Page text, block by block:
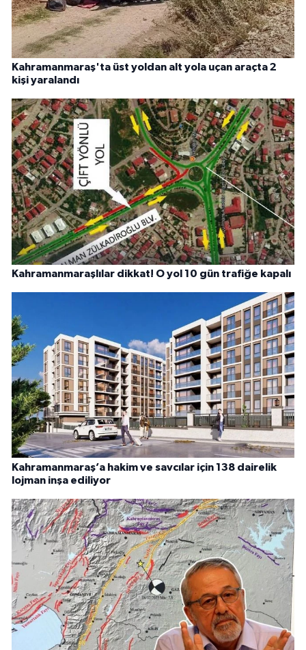
Kahramanmaraş'ta üst yoldan alt yola uçan araçta 2
kişi yaralandı
Kahramanmaraşlılar dikkat! O yol 10 gün trafiğe kapalı
Kahramanmaraş’a hakim ve savcılar için 138 dairelik
lojman inşa ediliyor